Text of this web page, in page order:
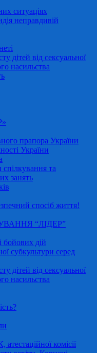
ситуаціях
неправдивій
дітей від сексуальної
насильства
прапора України
України
та
занять
спосіб життя!
“ЛІДЕР”
дій
субкультури серед
дітей від сексуальної
насильства
комісії